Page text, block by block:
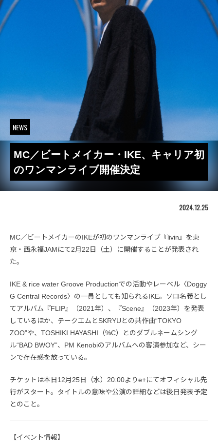
NEWS
MC／ビートメイカー・IKE、キャリア初
のワンマンライブ開催決定
2024.12.25
MC／ビートメイカーのIKEが初のワンマンライブ『livin』を東
京・西永福JAMにて2月22日（土）に開催することが発表され
た。
IKE & rice water Groove Productionでの活動やレーベル〈Doggy
G Central Records〉の一員としても知られるIKE。ソロ名義とし
てアルバム『FLIP』（2021年）、『Scene』（2023年）を発表
しているほか、テークエムとSKRYUとの共作曲“TOKYO
ZOO”や、TOSHIKI HAYASHI（%C）とのダブルネームシング
ル“BAD BWOY”、PM Kenobiのアルバムへの客演参加など、シー
ンで存在感を放っている。
チケットは本日12月25日（水）20:00よりe+にてオフィシャル先
行がスタート。タイトルの意味や公演の詳細などは後日発表予定
とのこと。
【イベント情報】